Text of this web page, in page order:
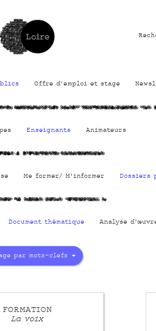
Offre d'emploi et stage
llHVq6MWa1FLnh2eO QwOjvqveoaktzvW2
Enseignants Animateurs
ge5CHeYz327vXhxctUw0X
Me former/ M'informer Dossiers
HgnDte2 tbw2SC4VtW3o h
Document thématique Analyse
par mots-clefs
FORMATION
La voix